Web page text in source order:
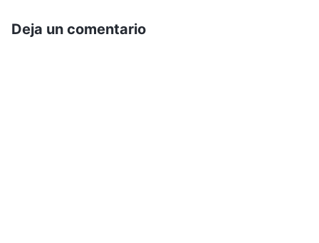
Deja un comentario